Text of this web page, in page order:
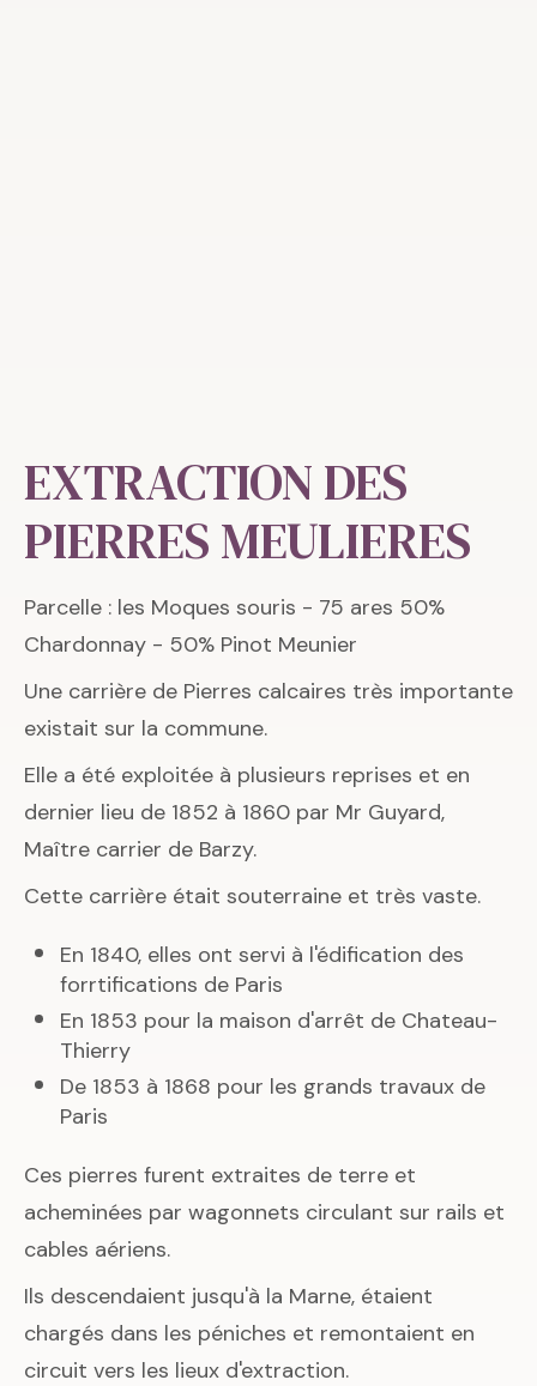
EXTRACTION DES
PIERRES MEULIERES
Parcelle : les Moques souris - 75 ares 50%
Chardonnay - 50% Pinot Meunier
Une carrière de Pierres calcaires très importante
existait sur la commune.
Elle a été exploitée à plusieurs reprises et en
dernier lieu de 1852 à 1860 par Mr Guyard,
Maître carrier de Barzy.
Cette carrière était souterraine et très vaste.
En 1840, elles ont servi à l'édification des
forrtifications de Paris
En 1853 pour la maison d'arrêt de Chateau-
Thierry
De 1853 à 1868 pour les grands travaux de
Paris
Ces pierres furent extraites de terre et
acheminées par wagonnets circulant sur rails et
cables aériens.
Ils descendaient jusqu'à la Marne, étaient
chargés dans les péniches et remontaient en
circuit vers les lieux d'extraction.